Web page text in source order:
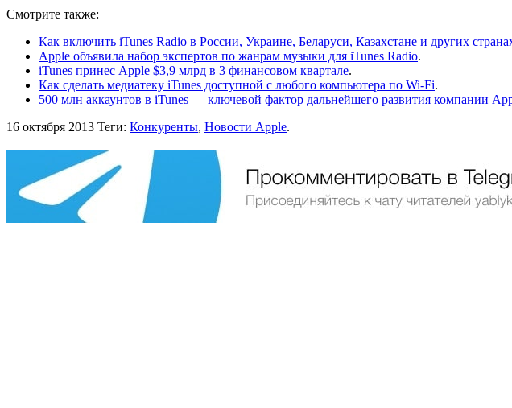
Смотрите также:
Как включить iTunes Radio в России, Украине, Беларуси, Казахстане и других
Apple объявила набор экспертов по жанрам музыки для iTunes Radio.
iTunes принес Apple $3,9 млрд в 3 финансовом квартале.
Как сделать медиатеку iTunes доступной с любого компьютера по Wi-Fi.
500 млн аккаунтов в iTunes — ключевой фактор дальнейшего развития компании
16 октября 2013 Теги: Конкуренты, Новости Apple.